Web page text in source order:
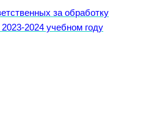
за обработку
2024 учебном году